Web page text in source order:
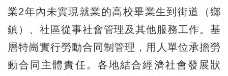
業2年內未實現就業的高校畢業生到街道（鄉
鎮）、社區從事社會管理及其他服務工作。基
層特崗實行勞動合同制管理，用人單位承擔勞
動合同主體責任。各地結合經濟社會發展狀